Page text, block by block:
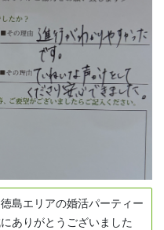
島エリアの婚活パーティー
ありがとうございました